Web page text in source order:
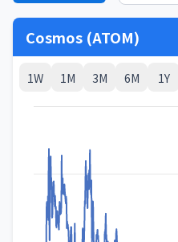
Cosmos (ATOM)
1W 1M 3M 6M 1Y